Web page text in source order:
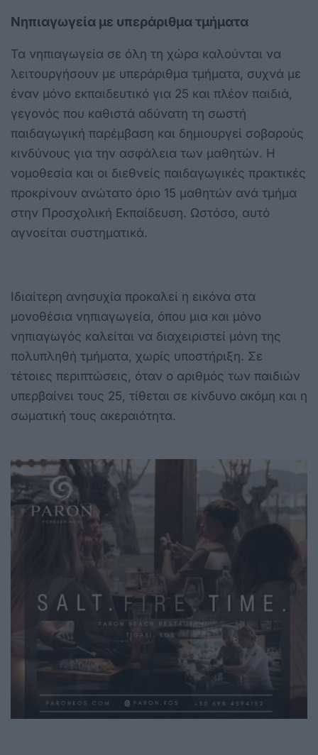
Νηπιαγωγεία με υπεράριθμα τμήματα
Τα νηπιαγωγεία σε όλη τη χώρα καλούνται να
λειτουργήσουν με υπεράριθμα τμήματα, συχνά με
έναν μόνο εκπαιδευτικό για 25 και πλέον παιδιά,
γεγονός που καθιστά αδύνατη τη σωστή
παιδαγωγική παρέμβαση και δημιουργεί σοβαρούς
κινδύνους για την ασφάλεια των μαθητών. Η
νομοθεσία και οι διεθνείς παιδαγωγικές πρακτικές
προκρίνουν ανώτατο όριο 15 μαθητών ανά τμήμα
στην Προσχολική Εκπαίδευση. Ωστόσο, αυτό
αγνοείται συστηματικά.
Ιδιαίτερη ανησυχία προκαλεί η εικόνα στα
μονοθέσια νηπιαγωγεία, όπου μια και μόνο
νηπιαγωγός καλείται να διαχειριστεί μόνη της
πολυπληθή τμήματα, χωρίς υποστήριξη. Σε
τέτοιες περιπτώσεις, όταν ο αριθμός των παιδιών
υπερβαίνει τους 25, τίθεται σε κίνδυνο ακόμη και η
σωματική τους ακεραιότητα.